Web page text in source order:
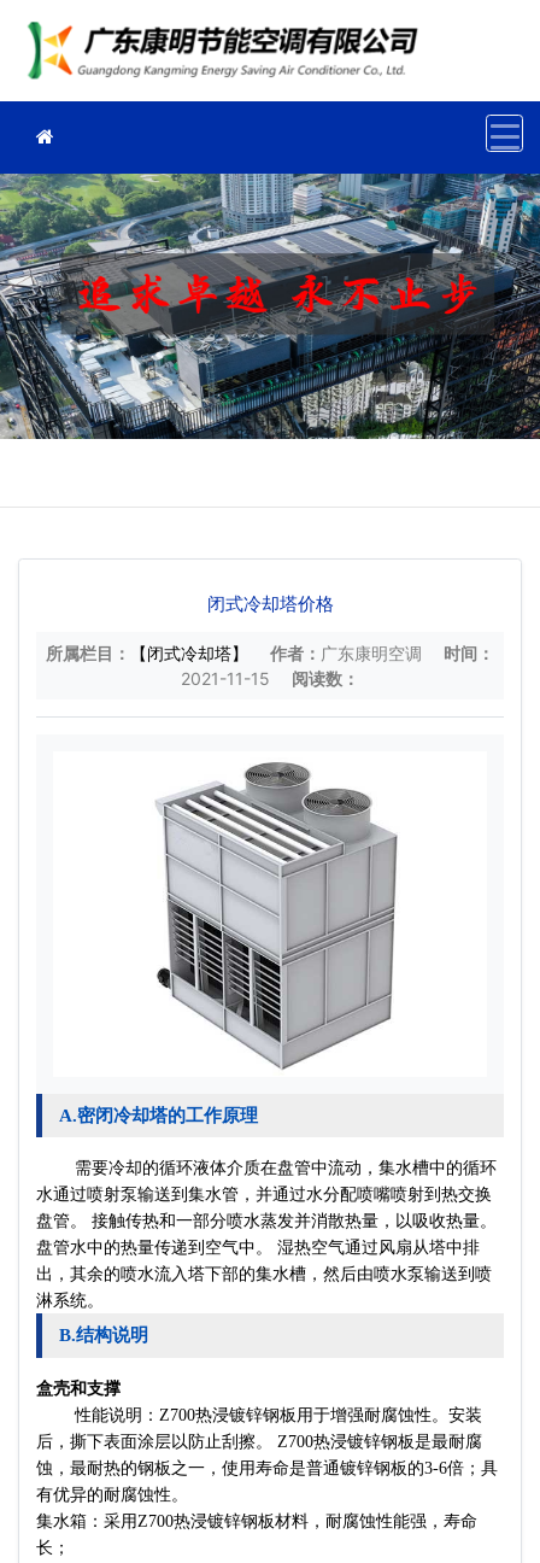
闭式冷却塔价格
所属栏目： 【闭式冷却塔】 作者： 广东康明空调
时间：
2021-11-15
阅读数：
A.密闭冷却塔的工作原理
需要冷却的循环液体介质在盘管中流动，集水槽中的循环
水通过喷射泵输送到集水管，并通过水分配喷嘴喷射到热交换
盘管。 接触传热和一部分喷水蒸发并消散热量，以吸收热量。
盘管水中的热量传递到空气中。 湿热空气通过风扇从塔中排
出，其余的喷水流入塔下部的集水槽，然后由喷水泵输送到喷
淋系统。
B.结构说明
盒壳和支撑
性能说明：Z700热浸镀锌钢板用于增强耐腐蚀性。安装
后，撕下表面涂层以防止刮擦。 Z700热浸镀锌钢板是最耐腐
蚀，最耐热的钢板之一，使用寿命是普通镀锌钢板的3-6倍；具
有优异的耐腐蚀性。
集水箱：采用Z700热浸镀锌钢板材料，耐腐蚀性能强，寿命
长；